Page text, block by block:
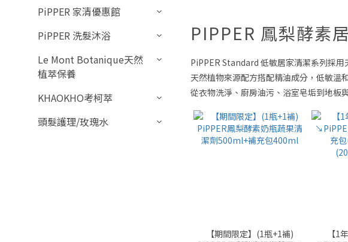
PiPPER 家清優惠館
PiPPER 洗髮沐浴
Le Mont Botanique天然
植萃保養
KHAOKHO考柯萃
頭髮護理/玫瑰水
PIPPER 鳳梨酵素
PiPPER Standard 低敏居家清潔系列採
天然植物來源配方搭配精油成分，低敏溫
從衣物洗淨、廚房油污、浴室皂垢到地板
【期間限定】(1瓶+1補)
【1